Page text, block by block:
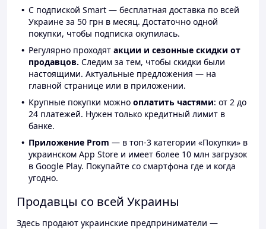
С подпиской Smart — бесплатная доставка по всей
Украине за 50 грн в месяц. Достаточно одной
покупки, чтобы подписка окупилась.
Регулярно проходят акции и сезонные скидки от
продавцов. Следим за тем, чтобы скидки были
настоящими. Актуальные предложения — на
главной странице или в приложении.
Крупные покупки можно оплатить частями: от 2 до
24 платежей. Нужен только кредитный лимит в
банке.
Приложение Prom — в топ-3 категории «Покупки» в
украинском App Store и имеет более 10 млн загрузок
в Google Play. Покупайте со смартфона где и когда
угодно.
Продавцы со всей Украины
Здесь продают украинские предприниматели —